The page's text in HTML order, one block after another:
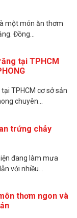
một món ăn thơm
Đồng...
tại TPHCM
TPHCM cơ sở sản
chuyên...
trứng chảy
đang làm mưa
với nhiều...
thơm ngon và